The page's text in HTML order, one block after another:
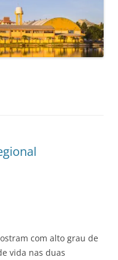
com alto grau de
vida nas duas